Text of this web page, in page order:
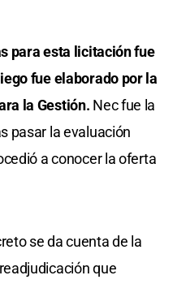
para esta licitación fue
fue elaborado por la
la Gestión. Nec fue la
pasar la evaluación
a conocer la oferta
se da cuenta de la
que